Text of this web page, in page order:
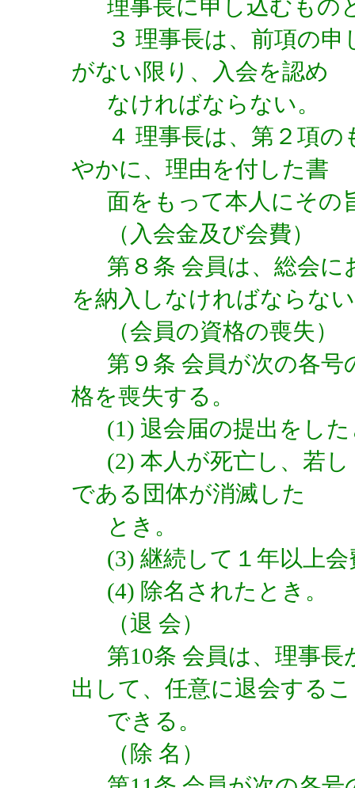
理事長に申し込むもの
３ 理事長は、前項の
がない限り、入会を認め
なければならない。
４ 理事長は、第２項
やかに、理由を付した書
面をもって本人にその
（入会金及び会費）
第８条 会員は、総会
を納入しなければならな
（会員の資格の喪失）
第９条 会員が次の各
格を喪失する。
(1) 退会届の提出をし
(2) 本人が死亡し、若
である団体が消滅した
とき。
(3) 継続して１年以上
(4) 除名されたとき。
（退 会）
第10条 会員は、理事
出して、任意に退会する
できる。
（除 名）